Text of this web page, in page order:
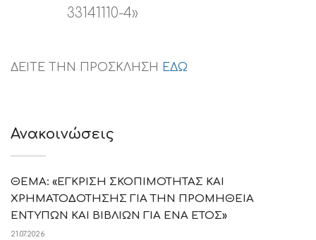
33141110-4»
ΔΕΙΤΕ ΤΗΝ ΠΡΟΣΚΛΗΣΗ ΕΔΩ
Ανακοινώσεις
ΘΕΜΑ: «ΕΓΚΡΙΣΗ ΣΚΟΠΙΜΟΤΗΤΑΣ ΚΑΙ
ΧΡΗΜΑΤΟΔΟΤΗΣΗΣ ΓΙΑ ΤΗΝ ΠΡΟΜΗΘΕΙΑ
ΕΝΤΥΠΩΝ ΚΑΙ ΒΙΒΛΙΩΝ ΓΙΑ ΕΝΑ ΕΤΟΣ»
21.07.2026